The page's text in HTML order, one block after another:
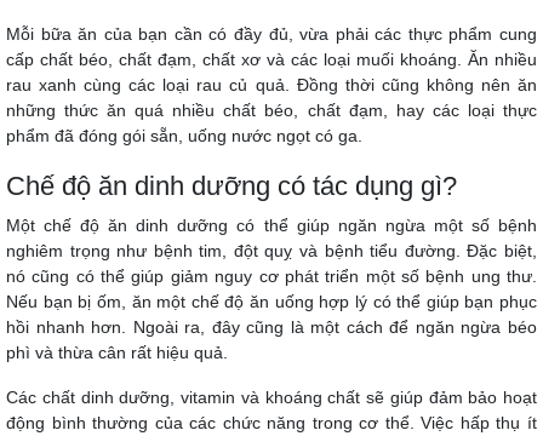
Mỗi bữa ăn của bạn cần có đầy đủ, vừa phải các thực phẩm cung
cấp chất béo, chất đạm, chất xơ và các loại muối khoáng. Ăn nhiều
rau xanh cùng các loại rau củ quả. Đồng thời cũng không nên ăn
những thức ăn quá nhiều chất béo, chất đạm, hay các loại thực
phẩm đã đóng gói sẵn, uống nước ngọt có ga.
Chế độ ăn dinh dưỡng có tác dụng gì?
Một chế độ ăn dinh dưỡng có thể giúp ngăn ngừa một số bệnh
nghiêm trọng như bệnh tim, đột quỵ và bệnh tiểu đường. Đặc biệt,
nó cũng có thể giúp giảm nguy cơ phát triển một số bệnh ung thư.
Nếu bạn bị ốm, ăn một chế độ ăn uống hợp lý có thể giúp bạn phục
hồi nhanh hơn. Ngoài ra, đây cũng là một cách để ngăn ngừa béo
phì và thừa cân rất hiệu quả.
Các chất dinh dưỡng, vitamin và khoáng chất sẽ giúp đảm bảo hoạt
động bình thường của các chức năng trong cơ thể. Việc hấp thụ ít